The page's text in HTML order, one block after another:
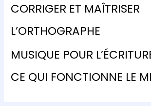
h
e
CORRIGER ET MAÎTRISER
L’ORTHOGRAPHE
MUSIQUE POUR
CE QUI FONCTIONNE LE